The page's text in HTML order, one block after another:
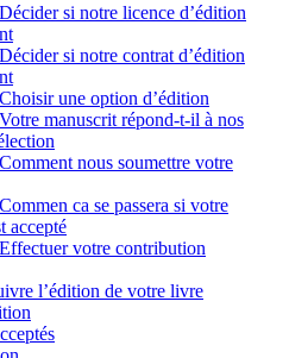
si notre licence d’édition
si notre contrat d’édition
une option d’édition
manuscrit répond-t-il à nos
nous soumettre votre
ca se passera si votre
accepté
votre contribution
l’édition de votre livre